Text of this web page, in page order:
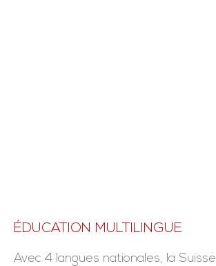
ÉDUCATION MULTILINGUE
Avec 4 langues nationales, la Suisse